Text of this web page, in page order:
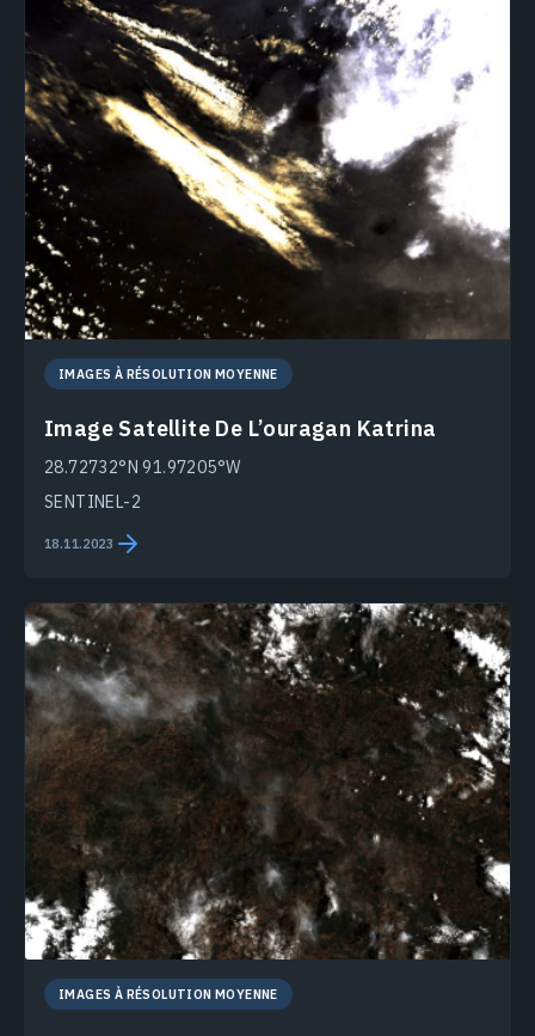
IMAGES À RÉSOLUTION MOYENNE
Image Satellite De L’ouragan Katrina
28.72732°N 91.97205°W
SENTINEL-2
18.11.2023
IMAGES À RÉSOLUTION MOYENNE